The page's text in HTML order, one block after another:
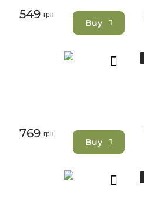
549 грн
Buy
769 грн
Buy